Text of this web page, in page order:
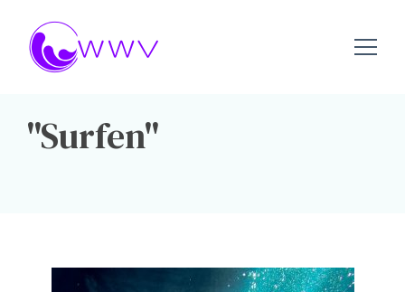
Surfen